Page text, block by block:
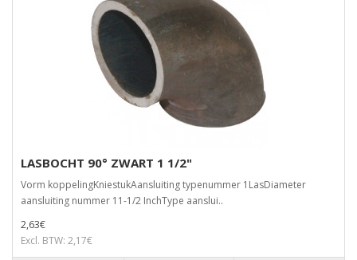
LASBOCHT 90° ZWART 1 1/2"
Vorm koppelingKniestukAansluiting typenummer 1LasDiameter
aansluiting nummer 11-1/2 InchType aanslui..
2,63€
Excl. BTW: 2,17€